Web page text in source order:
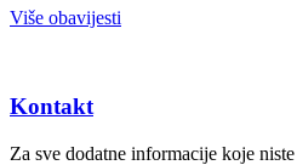
Više obavijesti
Kontakt
Za sve dodatne informacije koje